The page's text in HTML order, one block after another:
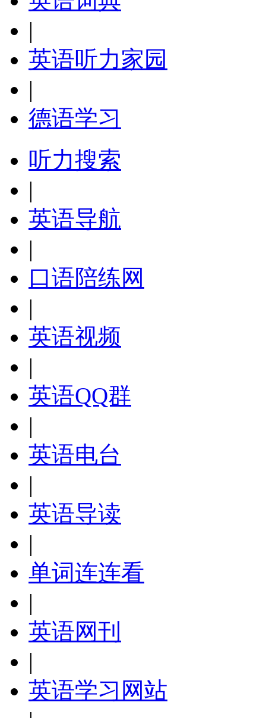
|
英语听力家园
|
德语学习
听力搜索
|
英语导航
|
口语陪练网
|
英语视频
|
英语QQ群
|
英语电台
|
英语导读
|
单词连连看
|
英语网刊
|
英语学习网站